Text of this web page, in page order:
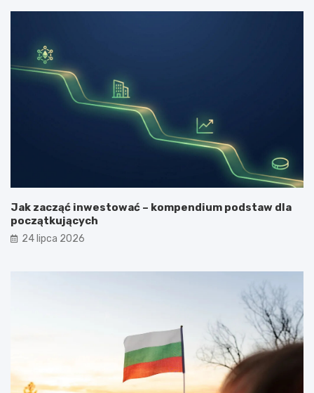
Jak zacząć inwestować – kompendium podstaw dla
początkujących
24 lipca 2026